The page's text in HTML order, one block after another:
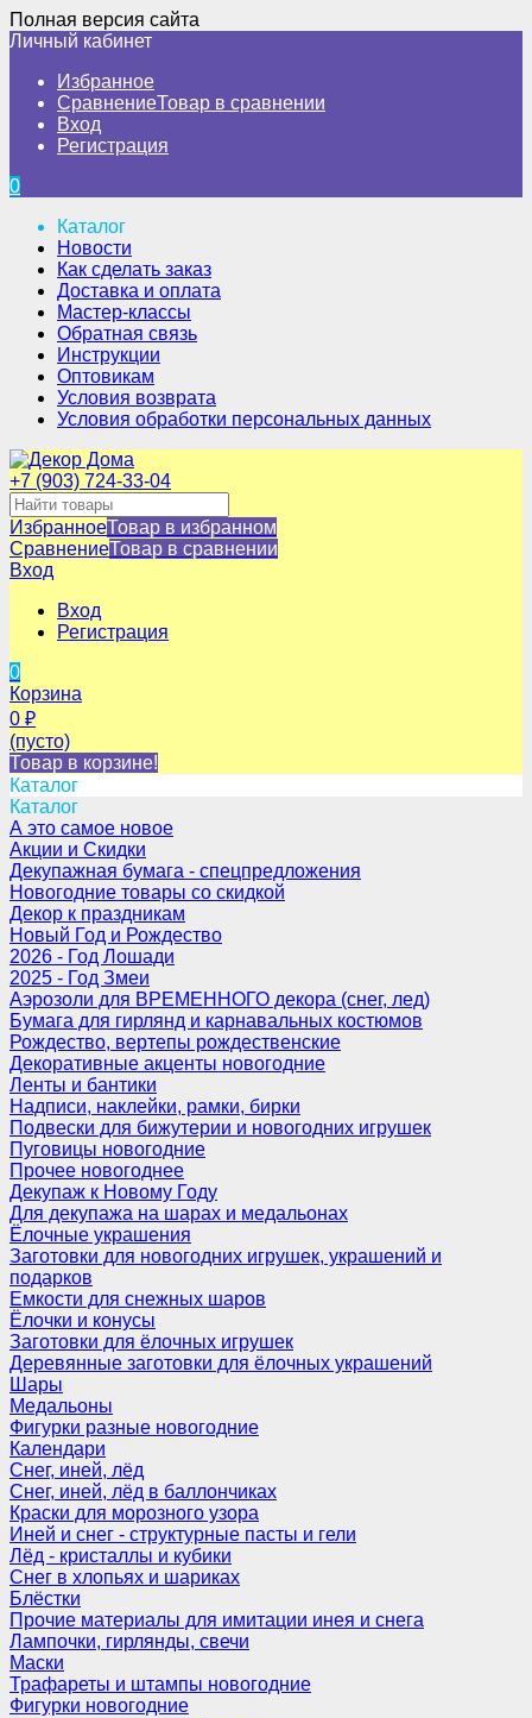
Полная версия сайта
Личный кабинет
Избранное
СравнениеТовар в сравнении
Вход
Регистрация
0
Каталог
Новости
Как сделать заказ
Доставка и оплата
Мастер-классы
Обратная связь
Инструкции
Оптовикам
Условия возврата
Условия обработки персональных данных
+7 (903) 724-33-04
ИзбранноеТовар в избранном
СравнениеТовар в сравнении
Вход
Вход
Регистрация
0
Корзина
0 ₽
(пусто)
Товар в корзине!
Каталог
Каталог
А это самое новое
Акции и Скидки
Декупажная бумага - спецпредложения
Новогодние товары со скидкой
Декор к праздникам
Новый Год и Рождество
2026 - Год Лошади
2025 - Год Змеи
Аэрозоли для ВРЕМЕННОГО декора (снег, лед)
Бумага для гирлянд и карнавальных костюмов
Рождество, вертепы рождественские
Декоративные акценты новогодние
Ленты и бантики
Надписи, наклейки, рамки, бирки
Подвески для бижутерии и новогодних игрушек
Пуговицы новогодние
Прочее новогоднее
Декупаж к Новому Году
Для декупажа на шарах и медальонах
Ёлочные украшения
Заготовки для новогодних игрушек, украшений и
подарков
Емкости для снежных шаров
Ёлочки и конусы
Заготовки для ёлочных игрушек
Деревянные заготовки для ёлочных украшений
Шары
Медальоны
Фигурки разные новогодние
Календари
Снег, иней, лёд
Снег, иней, лёд в баллончиках
Краски для морозного узора
Иней и снег - структурные пасты и гели
Лёд - кристаллы и кубики
Снег в хлопьях и шариках
Блёстки
Прочие материалы для имитации инея и снега
Лампочки, гирлянды, свечи
Маски
Трафареты и штампы новогодние
Фигурки новогодние